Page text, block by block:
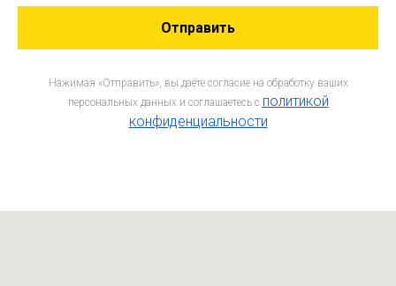
Отправить
Нажимая «Отправить», вы даёте согласие на обработку ваших
персональных данных и соглашаетесь c политикой
конфиденциальности